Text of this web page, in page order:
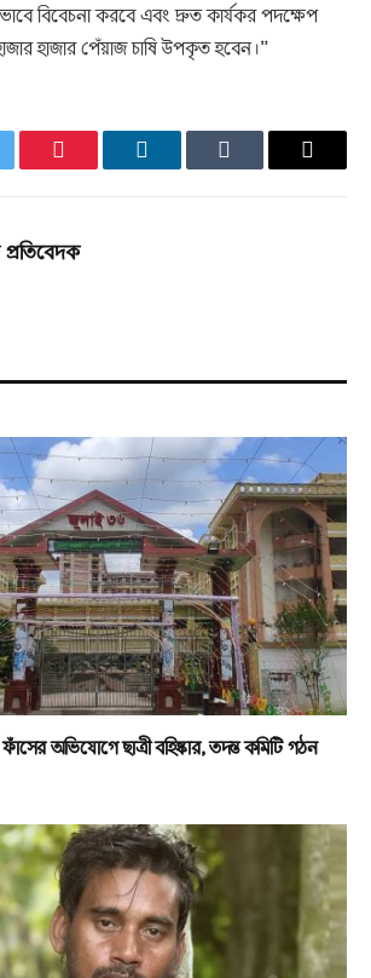
বিবেচনা করবে এবং দ্রুত কার্যকর পদক্ষেপ
হাজার পেঁয়াজ চাষি উপকৃত হবেন।”
PinterestLinkedInTumblr Email
প্রতিবেদক
ফাঁসের অভিযোগে ছাত্রী বহিষ্কার, তদন্ত কমিটি গঠন